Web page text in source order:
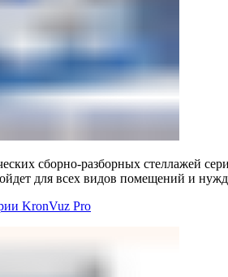
сборно-разборных стеллажей
для всех видов помещений и
KronVuz Pro